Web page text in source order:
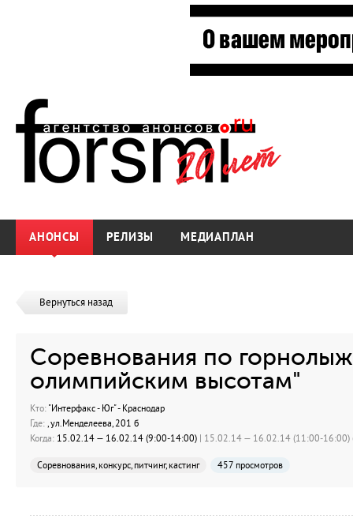
АНОНСЫ РЕЛИЗЫ МЕДИАПЛАН
Вернуться назад
Соревнования по
олимпийским высотам"
Кто: "Интерфакс - Юг" - Краснодар
Где: , ул.Менделеева, 201 б
Когда: 15.02.14 — 16.02.14 (9:00-14:00) | 15.02.14 — 16.02.14 (11:00-16:00)
Соревнования, конкурс, питчинг, кастинг 457 просмотров